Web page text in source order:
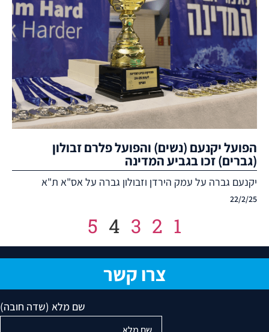
הפועל יקנעם (נשים) והפועל פלרם זבולון
(גברים) זכו בגביע המדינה
יקנעם גברה על עמק הירדן וזבולון גברה על אס"א ת"א
22/2/25
1
2
3
4
5
צרו קשר
שם מלא (שדה חובה)